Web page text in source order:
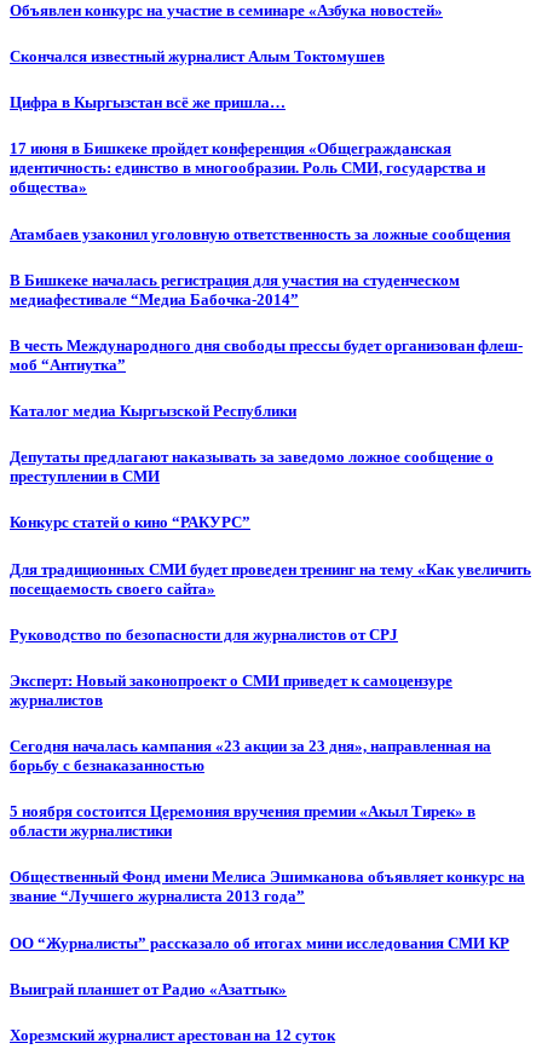
Объявлен конкурс на участие в семинаре «Азбука новостей»
Cкончался известный журналист Алым Токтомушев
Цифра в Кыргызстан всё же пришла…
17 июня в Бишкеке пройдет конференция «Общегражданская
идентичность: единство в многообразии. Роль СМИ, государства и
общества»
Атамбаев узаконил уголовную ответственность за ложные сообщения
В Бишкеке началась регистрация для участия на студенческом
медиафестивале “Медиа Бабочка-2014”
В честь Международного дня свободы прессы будет организован флеш-
моб “Антиутка”
Каталог медиа Кыргызской Республики
Депутаты предлагают наказывать за заведомо ложное сообщение о
преступлении в СМИ
Конкурс статей о кино “РАКУРС”
Для традиционных СМИ будет проведен тренинг на тему «Как увеличить
посещаемость своего сайта»
Руководство по безопасности для журналистов от CPJ
Эксперт: Новый законопроект о СМИ приведет к самоцензуре
журналистов
Сегодня началась кампания «23 акции за 23 дня», направленная на
борьбу с безнаказанностью
5 ноября состоится Церемония вручения премии «Акыл Тирек» в
области журналистики
Общественный Фонд имени Мелиса Эшимканова объявляет конкурс на
звание “Лучшего журналиста 2013 года”
ОО “Журналисты” рассказало об итогах мини исследования СМИ КР
Выиграй планшет от Радио «Азаттык»
Хорезмский журналист арестован на 12 суток